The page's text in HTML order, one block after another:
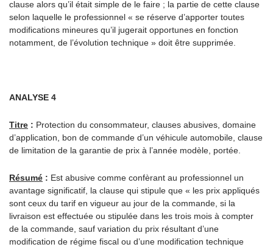
clause alors qu’il était simple de le faire ; la partie de cette clause
selon laquelle le professionnel « se réserve d’apporter toutes
modifications mineures qu’il jugerait opportunes en fonction
notamment, de l’évolution technique » doit être supprimée.
ANALYSE 4
Titre : Protection du consommateur, clauses abusives, domaine
d’application, bon de commande d’un véhicule automobile, clause
de limitation de la garantie de prix à l’année modèle, portée.
Résumé : Est abusive comme confèrant au professionnel un
avantage significatif, la clause qui stipule que « les prix appliqués
sont ceux du tarif en vigueur au jour de la commande, si la
livraison est effectuée ou stipulée dans les trois mois à compter
de la commande, sauf variation du prix résultant d’une
modification de régime fiscal ou d’une modification technique